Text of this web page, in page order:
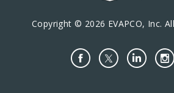
Copyright © 2026 EVAPCO, Inc.